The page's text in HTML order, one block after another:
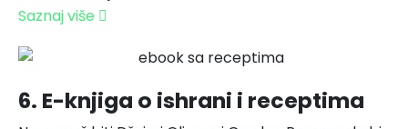
Saznaj više
6. E-knjiga o ishrani i receptima